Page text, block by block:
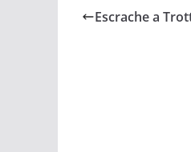
Escrache a